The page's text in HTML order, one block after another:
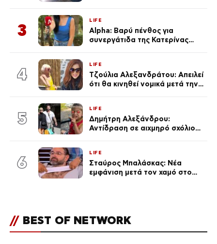
3
LIFE
Alpha: Βαρύ πένθος για
συνεργάτιδα της Κατερίνας
του Θεού»
4
LIFE
Τζούλια Αλεξανδράτου: Απειλεί
ότι θα κινηθεί νομικά μετά την
5
LIFE
Δημήτρη Αλεξάνδρου:
Αντίδραση σε αιχμηρό σχόλιο
6
LIFE
Σταύρος Μπαλάσκας: Νέα
εμφάνιση μετά τον χαμό στο
// BEST OF NETWORK